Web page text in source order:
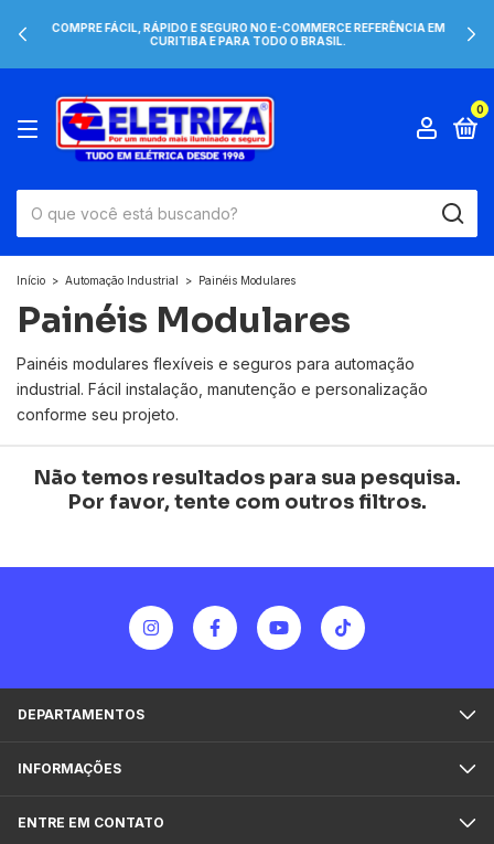
COMPRE FÁCIL, RÁPIDO E SEGURO NO E-COMMERCE REFERÊNCIA EM
CURITIBA E PARA TODO O BRASIL.
0
Início > Automação Industrial > Painéis Modulares
Painéis Modulares
Painéis modulares flexíveis e seguros para automação
industrial. Fácil instalação, manutenção e personalização
conforme seu projeto.
Não temos resultados para sua pesquisa.
Por favor, tente com outros filtros.
DEPARTAMENTOS
INFORMAÇÕES
ENTRE EM CONTATO